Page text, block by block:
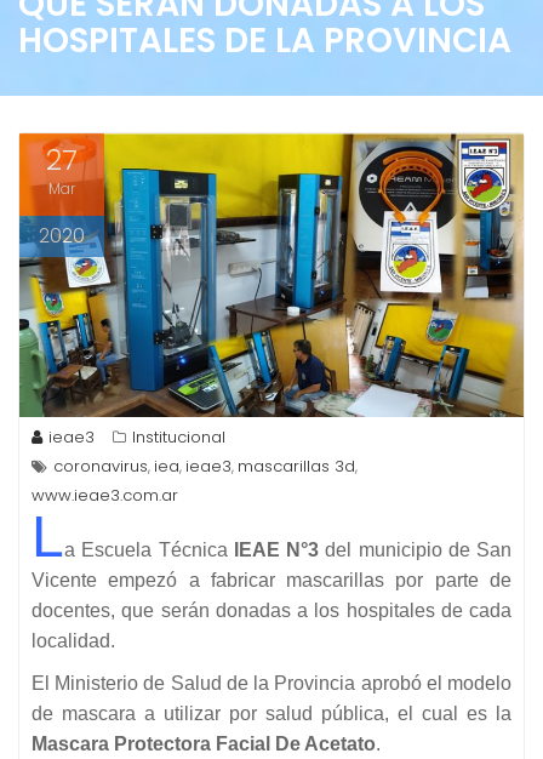
HOSPITALES DE LA PROVINCIA
27
Mar
2020
ieae3
Institucional
coronavirus, iea, ieae3, mascarillas 3d,
www.ieae3.com.ar
La Escuela Técnica IEAE N°3 del municipio de San
Vicente empezó a fabricar mascarillas por parte de
docentes, que serán donadas a los hospitales de cada
localidad.
El Ministerio de Salud de la Provincia aprobó el modelo
de mascara a utilizar por salud pública, el cual es la
Mascara Protectora Facial De Acetato.